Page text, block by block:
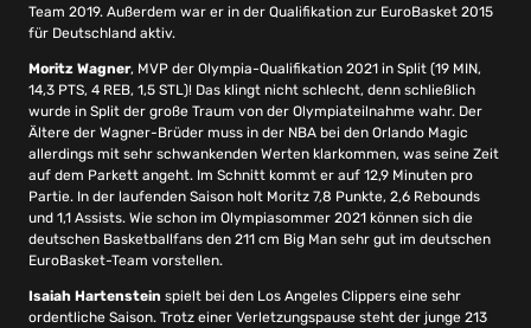
Team 2019. Außerdem war er in der Qualifikation zur EuroBasket 2015
für Deutschland aktiv.
Moritz Wagner, MVP der Olympia-Qualifikation 2021 in Split (19 MIN,
14,3 PTS, 4 REB, 1,5 STL)! Das klingt nicht schlecht, denn schließlich
wurde in Split der große Traum von der Olympiateilnahme wahr. Der
Ältere der Wagner-Brüder muss in der NBA bei den Orlando Magic
allerdings mit sehr schwankenden Werten klarkommen, was seine Zeit
auf dem Parkett angeht. Im Schnitt kommt er auf 12,9 Minuten pro
Partie. In der laufenden Saison holt Moritz 7,8 Punkte, 2,6 Rebounds
und 1,1 Assists. Wie schon im Olympiasommer 2021 können sich die
deutschen Basketballfans den 211 cm Big Man sehr gut im deutschen
EuroBasket-Team vorstellen.
Isaiah Hartenstein spielt bei den Los Angeles Clippers eine sehr
ordentliche Saison. Trotz einer Verletzungspause steht der junge 213